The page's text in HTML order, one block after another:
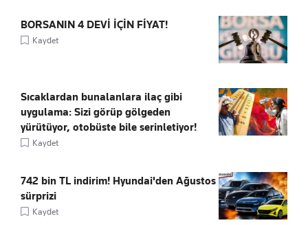
BORSANIN 4 DEVİ İÇİN FİYAT!
Kaydet
Sıcaklardan bunalanlara ilaç gibi
uygulama: Sizi görüp gölgeden
yürütüyor, otobüste bile serinletiyor!
Kaydet
742 bin TL indirim! Hyundai'den Ağustos
sürprizi
Kaydet